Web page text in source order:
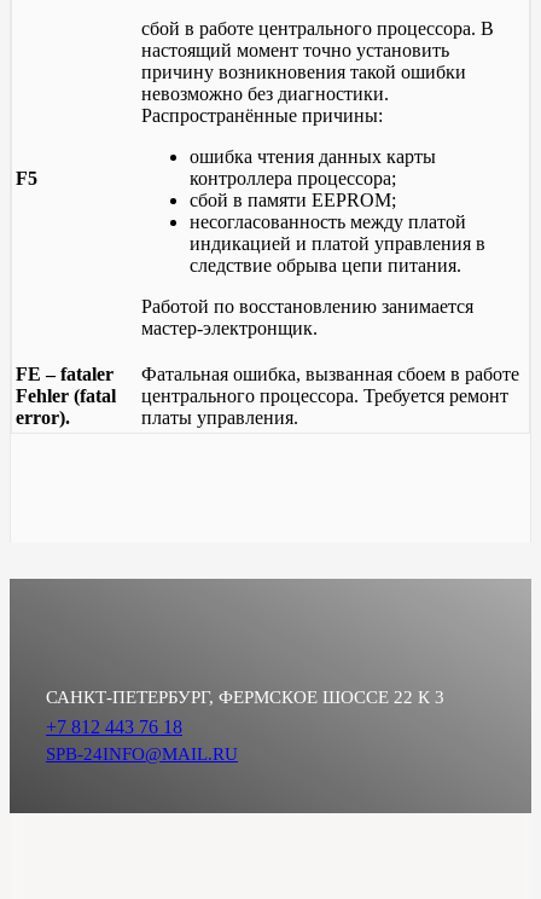
F5
сбой в работе центрального процессора. В
настоящий момент точно установить
причину возникновения такой ошибки
невозможно без диагностики.
Распространённые причины:
ошибка чтения данных карты
контроллера процессора;
сбой в памяти EEPROM;
несогласованность между платой
индикацией и платой управления в
следствие обрыва цепи питания.
Работой по восстановлению занимается
мастер-электронщик.
FE – fataler
Fehler (fatal
error).
Фатальная ошибка, вызванная сбоем в работе
центрального процессора. Требуется ремонт
платы управления.
САНКТ-ПЕТЕРБУРГ, ФЕРМСКОЕ ШОССЕ 22 К 3
+7 812 443 76 18
SPB-24INFO@MAIL.RU